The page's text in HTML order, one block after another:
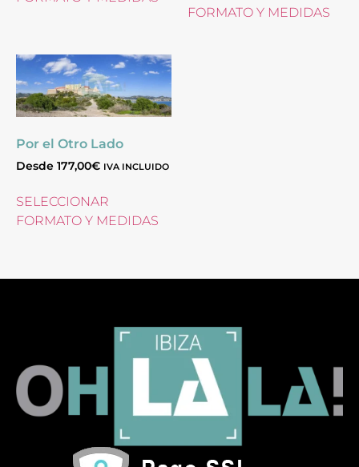
FORMATO Y MEDIDAS
Por el Otro Lado
Desde 177,00€ IVA INCLUIDO
SELECCIONAR
FORMATO Y MEDIDAS